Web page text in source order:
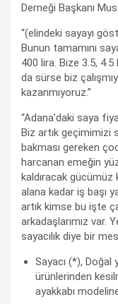
Derneği Başkanı
“(elindeki sayayı
Bunun tamamını
400 lira. Bize 3.5,
da sürse biz
kazanmıyoruz.”
“Adana’daki saya
Biz artık geçimimizi
bakması gereken
harcanan emeğin
kaldıracak gücümüz
alana kadar iş başı
artık kimse bu işte
arkadaşlarımız var.
sayacılık diye bir
Sayacı (*),
ürünlerinden
ayakkabı